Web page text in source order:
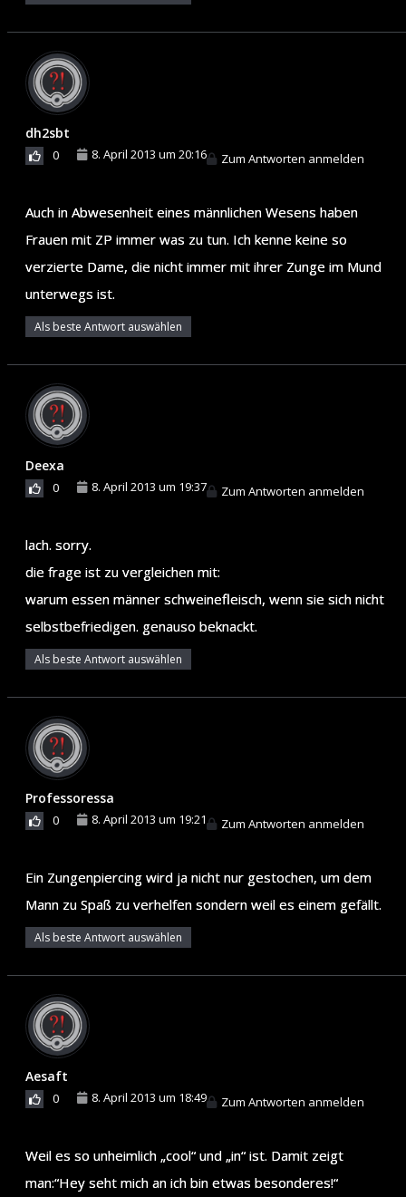
dh2sbt
0 8. April 2013 um 20:16 Zum Antworten anmelden
Auch in Abwesenheit eines männlichen Wesens haben
Frauen mit ZP immer was zu tun. Ich kenne keine so
verzierte Dame, die nicht immer mit ihrer Zunge im Mund
unterwegs ist.
Als beste Antwort auswählen
Deexa
0 8. April 2013 um 19:37 Zum Antworten anmelden
lach. sorry.
die frage ist zu vergleichen mit:
warum essen männer schweinefleisch, wenn sie sich nicht
selbstbefriedigen. genauso beknackt.
Als beste Antwort auswählen
Professoressa
0 8. April 2013 um 19:21 Zum Antworten anmelden
Ein Zungenpiercing wird ja nicht nur gestochen, um dem
Mann zu Spaß zu verhelfen sondern weil es einem gefällt.
Als beste Antwort auswählen
Aesaft
0 8. April 2013 um 18:49 Zum Antworten anmelden
Weil es so unheimlich „cool“ und „in“ ist. Damit zeigt
man:“Hey seht mich an ich bin etwas besonderes!“